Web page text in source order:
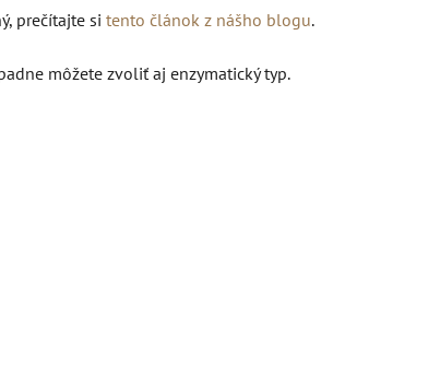
prečítajte si tento článok z nášho blogu.
môžete zvoliť aj enzymatický typ.